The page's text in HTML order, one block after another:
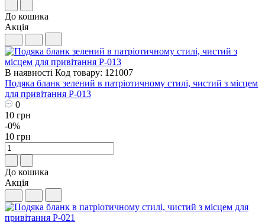
До кошика
Акція
В наявності Код товару: 121007
Подяка бланк зелений в патріотичному стилі, чистий з місцем
для привітання P-013
0
10 грн
-0%
10 грн
До кошика
Акція